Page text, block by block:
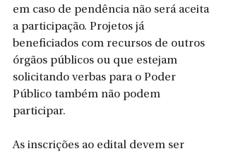
em caso de pendência não será aceita
a participação. Projetos já
beneficiados com recursos de outros
órgãos públicos ou que estejam
solicitando verbas para o Poder
Público também não podem
participar.
As inscrições ao edital devem ser